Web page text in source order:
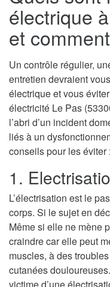
électrique
et
Un contrôle régulier,
entretien devraient
électrique et vous
électricité Le Pas
l’abri d’un incident
liés à un
conseils pour les éviter :
1.
L’électrisation est le
corps. Si le sujet en
Même si elle ne mène
craindre car elle peut
muscles, à des
cutanées
victime d’une